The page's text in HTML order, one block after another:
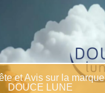
et Avis sur la marque
DOUCE LUNE